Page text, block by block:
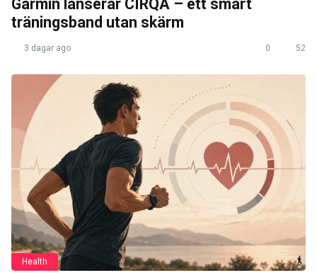
Garmin lanserar CIRQA – ett smart
träningsband utan skärm
3 dagar ago 0 52
Health